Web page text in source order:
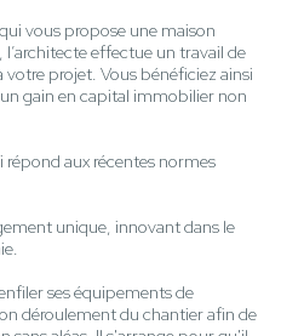
vous propose une maison
l’architecte effectue un travail de
votre projet. Vous bénéficiez ainsi
gain en capital immobilier non
aux récentes normes
unique, innovant dans le
ses équipements de
déroulement du chantier afin de